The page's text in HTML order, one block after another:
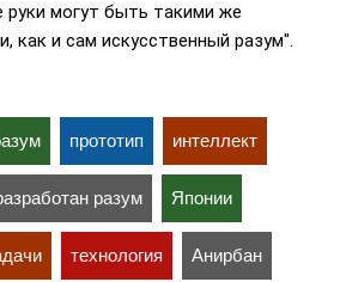
руки могут быть такими же
как и сам искусственный разум".
прототип интеллект
разум Японии
технология Анирбан